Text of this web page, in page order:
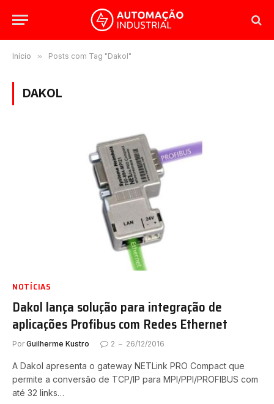
Início » Posts com Tag "Dakol"
DAKOL
NOTÍCIAS
Dakol lança solução para integração de
aplicações Profibus com Redes Ethernet
Por Guilherme Kustro 2 26/12/2016
A Dakol apresenta o gateway NETLink PRO Compact que
permite a conversão de TCP/IP para MPI/PPI/PROFIBUS com
até 32 links…